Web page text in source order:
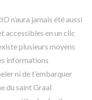
n’aura jamais été aussi
accessibles en un clic
plusieurs moyens
informations
ni de t’embarquer
du saint Graal